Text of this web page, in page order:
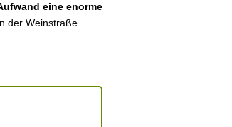
eine enorme
der Weinstraße.